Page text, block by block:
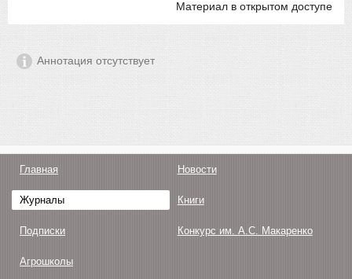
Материал в открытом доступе
Аннотация отсутствует
Главная Новости
Журналы Книги
Подписки Конкурс им. А.С. Макаренко
Агрошколы